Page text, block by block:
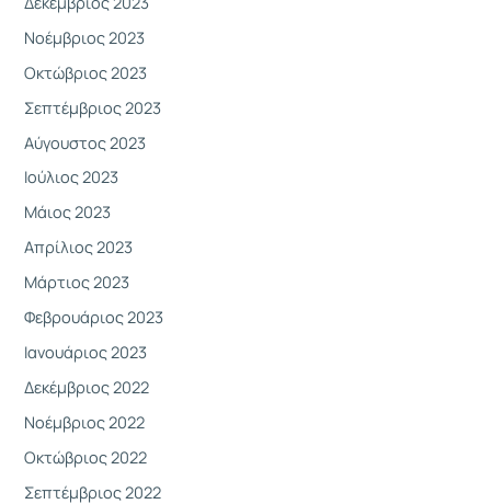
Νοέμβριος 2023
Οκτώβριος 2023
Σεπτέμβριος 2023
Αύγουστος 2023
Ιούλιος 2023
Μάιος 2023
Απρίλιος 2023
Μάρτιος 2023
Φεβρουάριος 2023
Ιανουάριος 2023
Δεκέμβριος 2022
Νοέμβριος 2022
Οκτώβριος 2022
Σεπτέμβριος 2022